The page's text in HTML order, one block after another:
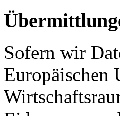
Sofern wir
Europäischen